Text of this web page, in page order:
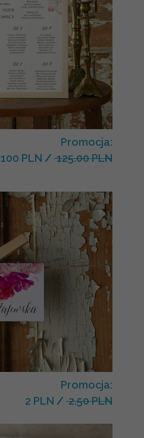
Promocja:
100 PLN / 125.00 PLN
Promocja:
2 PLN / 2.50 PLN